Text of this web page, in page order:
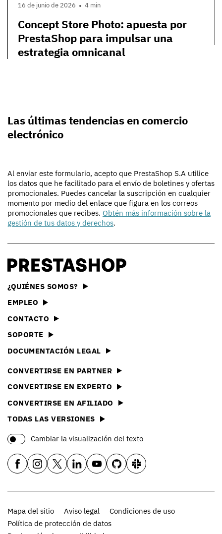
16 de junio de 2026 4 min
Concept Store Photo: apuesta por
PrestaShop para impulsar una
estrategia omnicanal
Las últimas tendencias en comercio
electrónico
Al enviar este formulario, acepto que PrestaShop S.A utilice
los datos que he facilitado para el envío de boletines y ofertas
promocionales. Puedes cancelar la suscripción en cualquier
momento por medio del enlace que figura en los correos
promocionales que recibes. Obtén más información sobre la
gestión de tus datos y derechos.
¿QUIÉNES SOMOS?
EMPLEO
CONTACTO
SOPORTE
DOCUMENTACIÓN LEGAL
CONVERTIRSE EN PARTNER
CONVERTIRSE EN EXPERTO
CONVERTIRSE EN AFILIADO
TODAS LAS VERSIONES
Cambiar la visualización del texto
Mapa del sitio Aviso legal
Condiciones de uso
Política de protección de datos